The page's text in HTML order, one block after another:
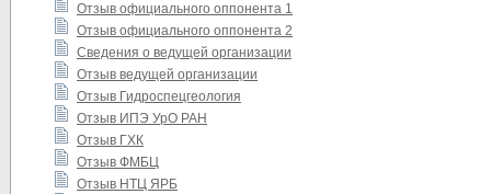
Отзыв официального оппонента 1
Отзыв официального оппонента 2
Сведения о ведущей организации
Отзыв ведущей организации
Отзыв Гидроспецгеология
Отзыв ИПЭ УрО РАН
Отзыв ГХК
Отзыв ФМБЦ
Отзыв НТЦ ЯРБ